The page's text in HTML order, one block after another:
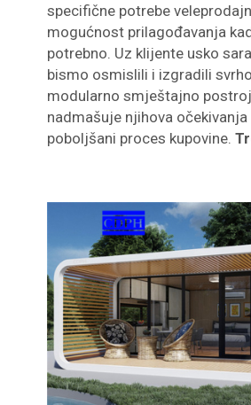
specifične potrebe
mogućnost prilagođavanja
potrebno. Uz klijente usko
bismo osmislili i izgradili
modularno smještajno
nadmašuje njihova
poboljšani proces kupovine.